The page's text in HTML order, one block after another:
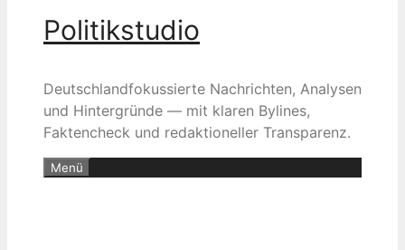
Politikstudio
Deutschlandfokussierte Nachrichten, Analysen
und Hintergründe — mit klaren Bylines,
Faktencheck und redaktioneller Transparenz.
Menü